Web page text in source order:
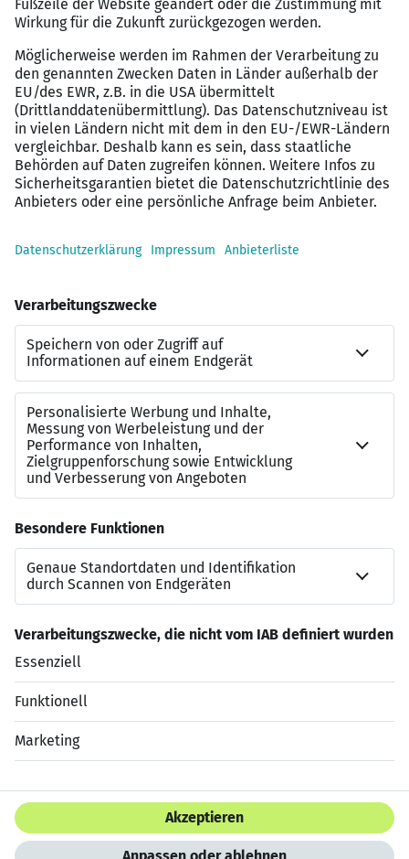
Zusammenarbeit mit Leuchtmehr
“Frau Wolz versteht ihren Job! Absolute Empfehlung. Ich
fühlte mich nicht nur fachlich super beraten, sondern
auch als Mensch. Frau Wolz war mit viel Engagement
dabei, einen passenden Job für mich zu finden und ich
fühlte mich in jedem Schritt des Bewerbungsprozesses
gut aufgehoben und beraten. Hilfreiche Tipps vor jedem
Gespräch, immer erreichbar, gute Kontakte zu den
Firmen und einfach kompetent. Herzlichen Dank Frau
Arbeitsstelle begleitet haben.”
unterstützt und beraten. Im gesamten Prozess standen
immer meine persönlichen Interessen und
Entwicklungsmöglichkeiten im Mittelpunkt! Ihre
professionelle, sympathische und hilfsbereite Art haben
mir sehr gut gefallen. Die Abstimmungen vor und nach
den Vorstellungsgesprächen waren sehr hilfreich. Sie
hatte immer ein offenes Ohr für mich. Frau Wolz hat
Rückfragen immer sehr schnell beantwortet und war
immer gut erreichbar. Man merkt, dass Frau Wolz über
verfügt und sehr gute, direkte Kontakte zu den
Entscheidungsträgern in verschiedenen Unternehmen
hat. […] Vielen Dank dafür!“
Datenschutzerklärung